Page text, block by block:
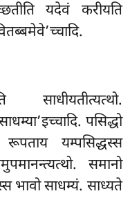
यदेवं करीयति
साधीयतीत्यत्थो.
पसिद्धो
यम्पसिद्धस्स
समानो
भावो साधम्यं. साध्यते